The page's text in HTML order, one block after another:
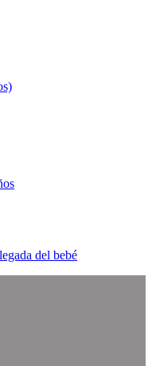
del bebé